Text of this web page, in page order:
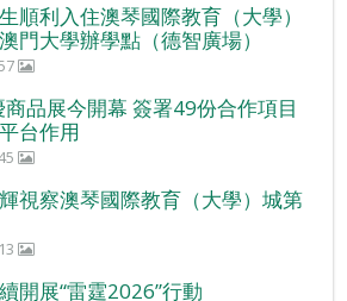
順利入住澳琴國際教育（大學）
大學辦學點（德智廣場）
品展今開幕 簽署49份合作項目
台作用
視察澳琴國際教育（大學）城第
開展“雷霆2026”行動